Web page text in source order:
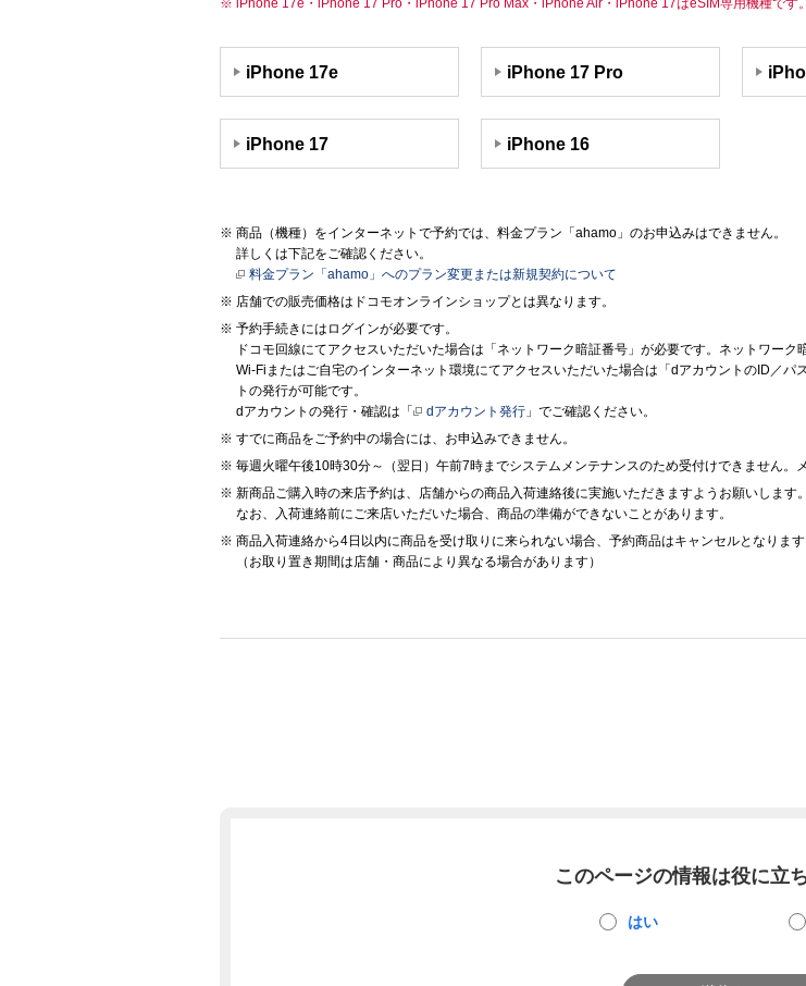
iPhone 17e・iPhone 17 Pro・iPhone 17 Pro Max・iPhone Air・iPhone 17はeSIM専用機種です
iPhone 17e iPhone 17 Pro
iPhone 17 iPhone 16
商品（機種）をインターネットで予約では、料金プラン「ahamo」のお申込みはできません。
詳しくは下記をご確認ください。
料金プラン「ahamo」へのプラン変更または新規契約について
店舗での販売価格はドコモオンラインショップとは異なります。
予約手続きにはログインが必要です。
ドコモ回線にてアクセスいただいた場合は「ネットワーク暗証番号」が必要です。ネットワーク
Wi-Fiまたはご自宅のインターネット環境にてアクセスいただいた場合は「dアカウントのID／
トの発行が可能です。
dアカウントの発行・確認は「
dアカウント発行 」でご確認ください。
すでに商品をご予約中の場合には、お申込みできません。
毎週火曜午後10時30分～（翌日）午前7時までシステムメンテナンスのため受付けできません。
新商品ご購入時の来店予約は、店舗からの商品入荷連絡後に実施いただきますようお願いします。
なお、入荷連絡前にご来店いただいた場合、商品の準備ができないことがあります。
商品入荷連絡から4日以内に商品を受け取りに来られない場合、予約商品はキャンセルとなります
（お取り置き期間は店舗・商品により異なる場合があります）
このページの情報は役に立
はい